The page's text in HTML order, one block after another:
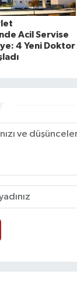
Acil Servise
4 Yeni Doktor